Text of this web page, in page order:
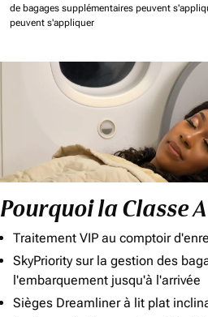
de bagages supplémentaires peuvent
peuvent s'appliquer
Pourquoi la Classe
Traitement VIP au comptoir
SkyPriority sur la gestion des
l'embarquement jusqu'à l'arrivée
Sièges Dreamliner à lit plat